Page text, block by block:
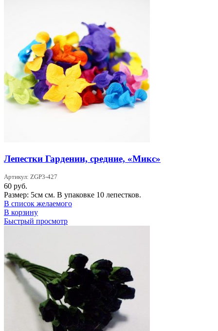
Лепестки Гардении, средние, «Микс»
Артикул: ZGP3-427
60 руб.
Размер: 5см см. В упаковке 10 лепестков.
В список желаемого
В корзину
Быстрый просмотр